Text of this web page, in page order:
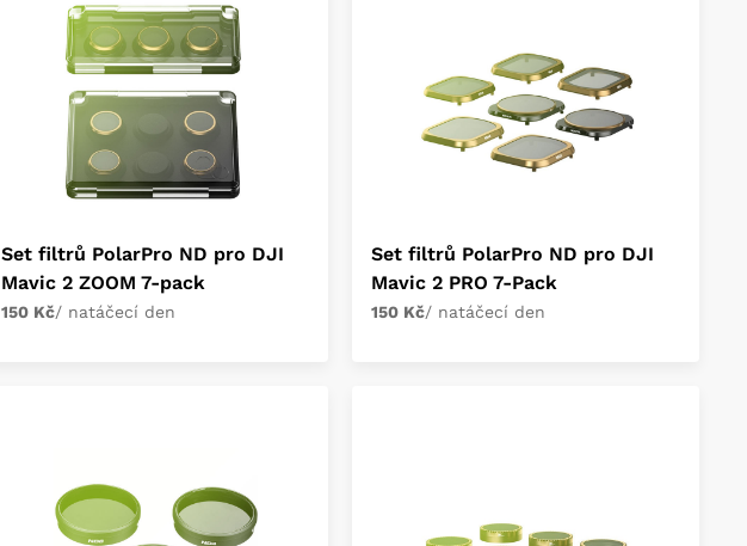
Set filtrů PolarPro ND pro DJI
Mavic 2 ZOOM 7-pack
150 Kč/ natáčecí den
Set filtrů PolarPro ND pro DJI
Mavic 2 PRO 7-Pack
150 Kč/ natáčecí den